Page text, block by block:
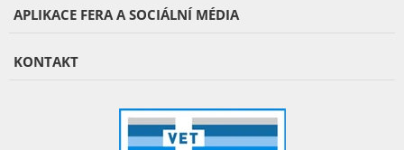
APLIKACE FERA A SOCIÁLNÍ MÉDIA
KONTAKT